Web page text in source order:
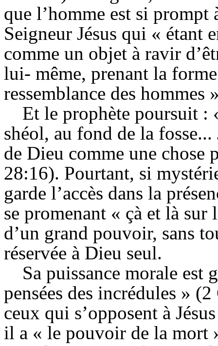
que l’homme est si
Seigneur Jésus qui « étant
comme un objet à ravir
lui- même, prenant la
ressemblance des
Et le prophète poursuit :
shéol, au fond de la
de Dieu comme une chose
28:16). Pourtant, si
garde l’accès dans la
se promenant « çà et là
d’un grand pouvoir, sans
réservée à Dieu seul.
Sa puissance morale est
pensées des incrédules »
ceux qui s’opposent à
il a « le pouvoir de la mort